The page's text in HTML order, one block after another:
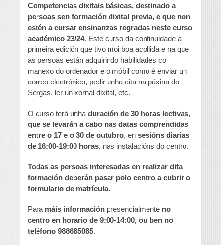
Competencias dixitais básicas, destinado a
persoas sen formación dixital previa, e que non
estén a cursar ensinanzas regradas neste curso
académico 23/24. Este curso da continuidade a
primeira edición que tivo moi boa acollida e na que
as persoas están adquirindo habilidades co
manexo do ordenador e o móbil como é enviar un
correo electrónico, pedir unha cita na páxina do
Sergas, ler un xornal dixital, etc.
O curso terá unha duración de 30 horas lectivas,
que se levarán a cabo nas datas comprendidas
entre o 17 e o 30 de outubro, en sesións diarias
de 16:00-19:00 horas, nas instalacións do centro.
Todas as persoas interesadas en realizar dita
formación deberán pasar polo centro a cubrir o
formulario de matrícula.
Para máis información presencialmente no
centro en horario de 9:00-14:00, ou ben no
teléfono 988685085.